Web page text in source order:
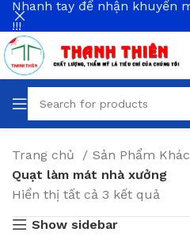
Trang chủ
Sản Phẩm Khác
Quạt làm mát nhà xưởng
Hiển thị tất cả 3 kết quả
Show sidebar
Nhanh tay để nhận khuyến
!!!